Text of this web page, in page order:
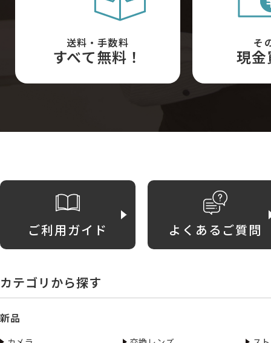
送料・手数料
すべて無料！
そ
現
ご利用ガイド よくあるご質問
カテゴリから探す
新品